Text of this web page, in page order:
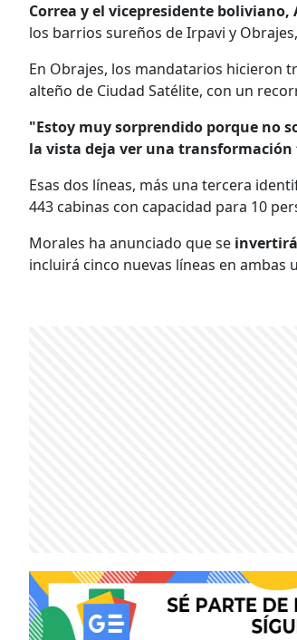
Correa y el vicepresidente
los barrios sureños de Irpavi y
En Obrajes, los mandatarios hicieron
alteño de Ciudad Satélite, con un
"Estoy muy sorprendido porque no
la vista deja ver una
Esas dos líneas, más una tercera
443 cabinas con capacidad para 10
Morales ha anunciado que se
incluirá cinco nuevas líneas en ambas